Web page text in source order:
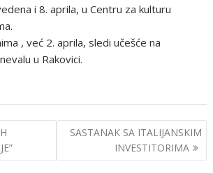
i 8. aprila, u Centru za kulturu
, već 2. aprila, sledi učešće na
u Rakovici.
SASTANAK SA ITALIJANSKIM
INVESTITORIMA